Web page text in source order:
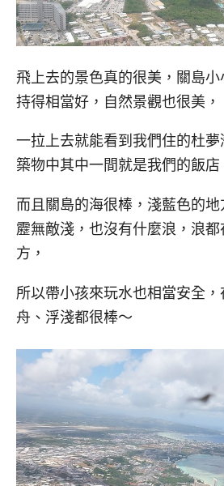
飛上去的景色真的很美，關島
持得相當好，自然景觀也很美，
一拉上去就能看到我們住的杜
築物中其中一間就是我們的飯店
而且關島的海很棒，淺藍色的
靂無敵淺，也沒有什麼浪，浪
方，
所以帶小孩來玩水也相當安全
舟、浮淺都很棒～